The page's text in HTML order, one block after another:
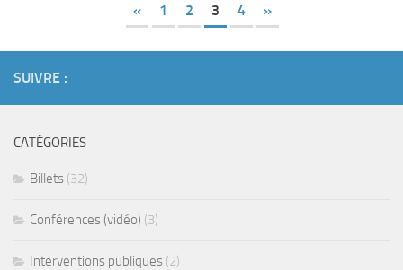
« 1 2 3 4 »
SUIVRE :
CATÉGORIES
Billets (32)
Conférences (vidéo) (3)
Interventions publiques (2)